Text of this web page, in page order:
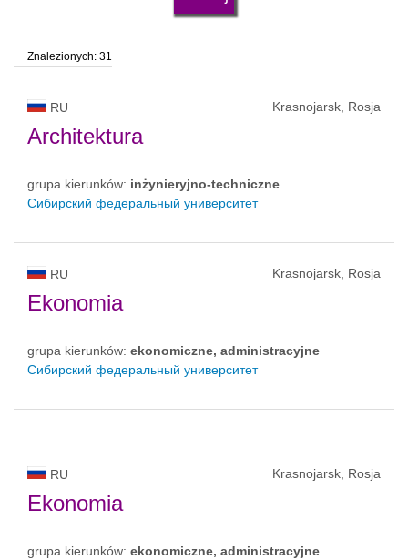
status uczelni
Znalezionych: 31
RU Krasnojarsk, Rosja
Architektura
grupa kierunków: inżynieryjno-techniczne
Сибирский федеральный университет
RU Krasnojarsk, Rosja
Ekonomia
grupa kierunków: ekonomiczne, administracyjne
Сибирский федеральный университет
RU Krasnojarsk, Rosja
Ekonomia
grupa kierunków: ekonomiczne, administracyjne